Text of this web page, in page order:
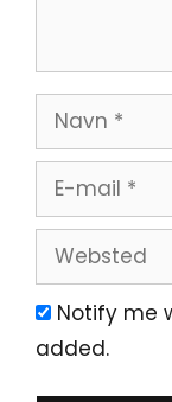
Navn
mail
Websted
Notify me
added.